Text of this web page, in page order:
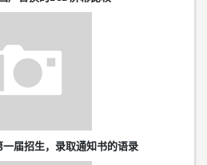
届招生，录取通知书的语录